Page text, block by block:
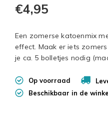
€4,95
Een zomerse katoenmix
effect. Maak er iets
je ca. 5 bolletjes nodig
Op voorraad
Beschikbaar in de